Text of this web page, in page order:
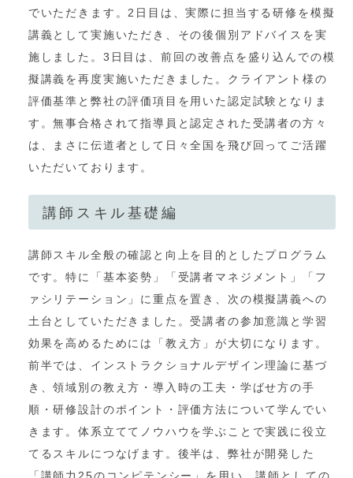
でいただきます。2日目は、実際に担当する研修を模擬
講義として実施いただき、その後個別アドバイスを実
施しました。3日目は、前回の改善点を盛り込んでの模
擬講義を再度実施いただきました。クライアント様の
評価基準と弊社の評価項目を用いた認定試験となりま
す。無事合格されて指導員と認定された受講者の方々
は、まさに伝道者として日々全国を飛び回ってご活躍
いただいております。
講師スキル基礎編
講師スキル全般の確認と向上を目的としたプログラム
です。特に「基本姿勢」「受講者マネジメント」「フ
ァシリテーション」に重点を置き、次の模擬講義への
土台としていただきました。受講者の参加意識と学習
効果を高めるためには「教え方」が大切になります。
前半では、インストラクショナルデザイン理論に基づ
き、領域別の教え方・導入時の工夫・学ばせ方の手
順・研修設計のポイント・評価方法について学んでい
きます。体系立ててノウハウを学ぶことで実践に役立
てるスキルにつなげます。後半は、弊社が開発した
「講師力25のコンピテンシー」を用い、講師としての